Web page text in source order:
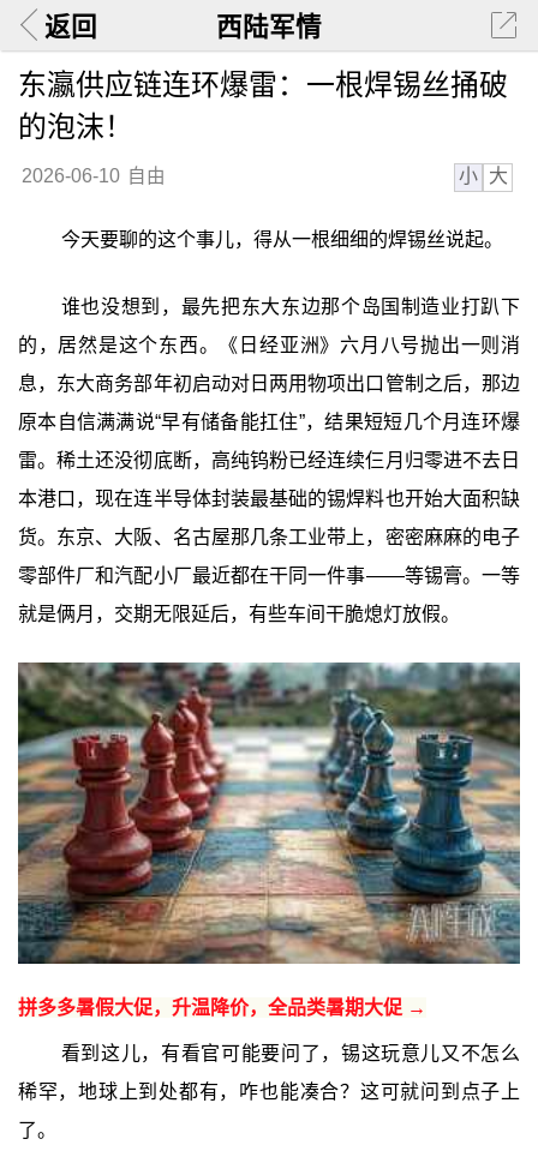
返回 西陆军情
东瀛供应链连环爆雷：一根焊锡丝捅破
的泡沫！
2026-06-10 自由 小 大
今天要聊的这个事儿，得从一根细细的焊锡丝说起。
谁也没想到，最先把东大东边那个岛国制造业打趴下
的，居然是这个东西。《日经亚洲》六月八号抛出一则消
息，东大商务部年初启动对日两用物项出口管制之后，那边
原本自信满满说“早有储备能扛住”，结果短短几个月连环爆
雷。稀土还没彻底断，高纯钨粉已经连续仨月归零进不去日
本港口，现在连半导体封装最基础的锡焊料也开始大面积缺
货。东京、大阪、名古屋那几条工业带上，密密麻麻的电子
零部件厂和汽配小厂最近都在干同一件事——等锡膏。一等
就是俩月，交期无限延后，有些车间干脆熄灯放假。
拼多多暑假大促，升温降价，全品类暑期大促 →
看到这儿，有看官可能要问了，锡这玩意儿又不怎么
稀罕，地球上到处都有，咋也能凑合？这可就问到点子上
了。